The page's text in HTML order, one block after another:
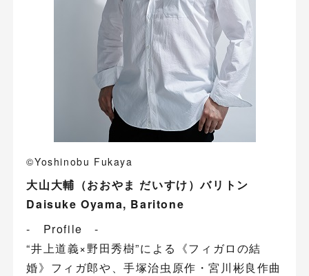
©Yoshinobu Fukaya
大山大輔（おおやま だいすけ）バリトン
Daisuke Oyama, Baritone
- Profile -
“井上道義×野田秀樹”による《フィガロの結
婚》フィガ郎や、手塚治虫原作・宮川彬良作曲